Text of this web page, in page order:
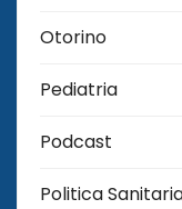
Otorino
Pediatria
Podcast
Politica